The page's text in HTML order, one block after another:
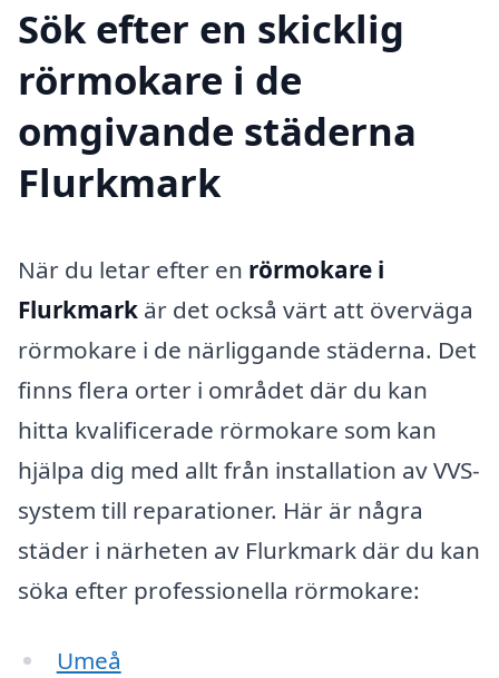
Sök efter en skicklig
rörmokare i de
omgivande städerna
Flurkmark
När du letar efter en rörmokare i
Flurkmark är det också värt att överväga
rörmokare i de närliggande städerna. Det
finns flera orter i området där du kan
hitta kvalificerade rörmokare som kan
hjälpa dig med allt från installation av VVS-
system till reparationer. Här är några
städer i närheten av Flurkmark där du kan
söka efter professionella rörmokare:
Umeå